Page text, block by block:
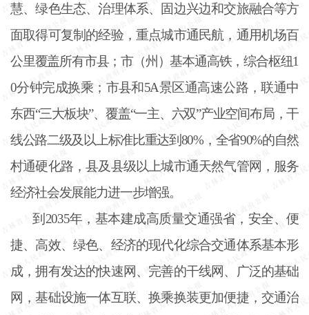
慧、绿色生态、治理体系、固边兴边和交旅融合等方
面取得可复制的经验，重点城市通民航，通用机场百
公里覆盖所有市县；市（州）基本通高铁，综合枢纽1
0分钟完成换乘；市县和5A景区通高速公路，联通中
东西“三大板块”、覆盖“一主、六双”产业空间布局，干
线公路二级及以上标准比重达到80%，全省90%的自然
村通硬化路，县及县级以上城市通天然气管网，服务
经济社会发展能力进一步增强。
到 2035年，基本建成高质量交通强省，安全、便
捷、高效、绿色、经济的现代化综合交通体系基本形
成，拥有发达的快速网、完善的干线网、广泛的基础
网，基础设施一体互联、换乘换装更加便捷，交通治